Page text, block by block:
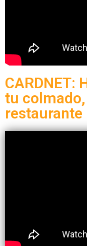
CARDNET:
tu
restaurante